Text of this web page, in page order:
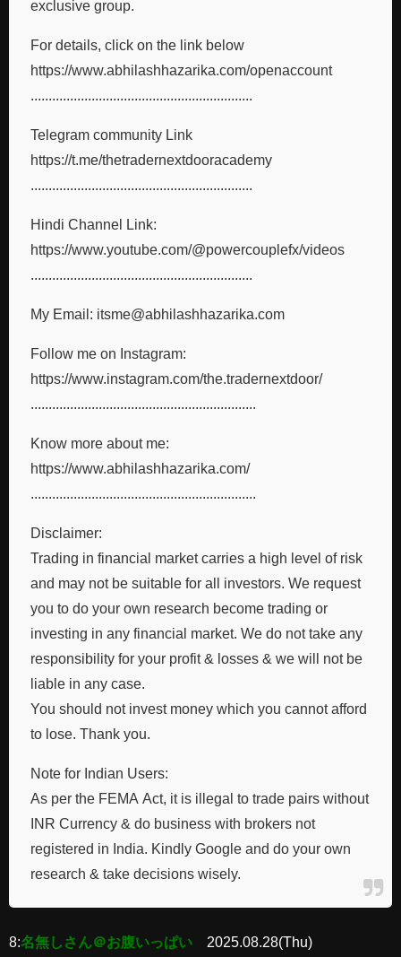
exclusive group.
For details, click on the link below
https://www.abhilashhazarika.com/openaccount
..............................................................
Telegram community Link
https://t.me/thetradernextdooracademy
..............................................................
Hindi Channel Link:
https://www.youtube.com/@powercouplefx/videos
..............................................................
My Email: itsme@abhilashhazarika.com
Follow me on Instagram:
https://www.instagram.com/the.tradernextdoor/
...............................................................
Know more about me:
https://www.abhilashhazarika.com/
...............................................................
Disclaimer:
Trading in financial market carries a high level of risk
and may not be suitable for all investors. We request
you to do your own research become trading or
investing in any financial market. We do not take any
responsibility for your profit & losses & we will not be
liable in any case.
You should not invest money which you cannot afford
to lose. Thank you.
Note for Indian Users:
As per the FEMA Act, it is illegal to trade pairs without
INR Currency & do business with brokers not
registered in India. Kindly Google and do your own
research & take decisions wisely.
8:名無しさん＠お腹いっぱい
2025.08.28(Thu)